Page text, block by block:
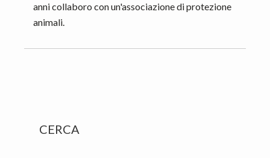
anni collaboro con un'associazione di protezione
animali.
Primary
CERCA